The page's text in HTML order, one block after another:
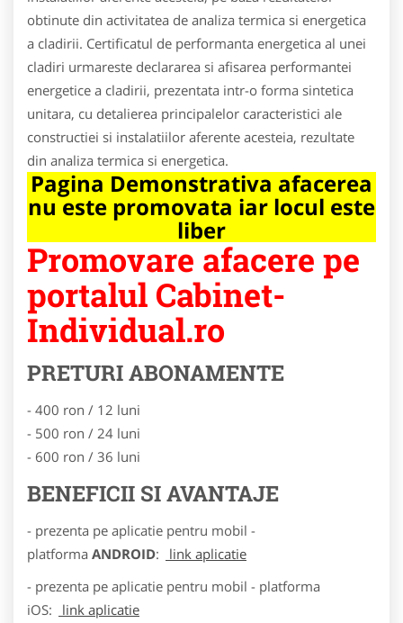
obtinute din activitatea de analiza termica si energetica
a cladirii. Certificatul de performanta energetica al unei
cladiri urmareste declararea si afisarea performantei
energetice a cladirii, prezentata intr-o forma sintetica
unitara, cu detalierea principalelor caracteristici ale
constructiei si instalatiilor aferente acesteia, rezultate
din analiza termica si energetica.
Pagina Demonstrativa afacerea
nu este promovata iar locul este
liber
Promovare afacere pe
portalul Cabinet-
Individual.ro
PRETURI ABONAMENTE
- 400 ron / 12 luni
- 500 ron / 24 luni
- 600 ron / 36 luni
BENEFICII SI AVANTAJE
- prezenta pe aplicatie pentru mobil -
platforma ANDROID:
link aplicatie
- prezenta pe aplicatie pentru mobil - platforma
iOS:
link aplicatie